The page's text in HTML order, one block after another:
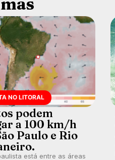
NO LITORAL
podem
a 100 km/h
Paulo e Rio
está entre as áreas